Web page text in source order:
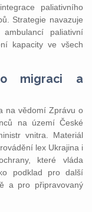
paliativního
Strategie navazuje
paliativní
kapacity ve všech
migraci a
na vědomí Zprávu o
na území České
vnitra. Materiál
lex Ukrajina i
které vláda
podklad pro další
a pro připravovaný